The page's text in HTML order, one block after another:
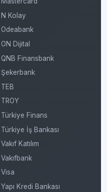
N Kolay
Odeabank
ON Dijital
QNB Finansbank
Şekerbank
TEB
TROY
Türkiye Finans
Türkiye İş Bankası
Vakıf Katılım
Vakıfbank
Visa
Yapı Kredi Bankası